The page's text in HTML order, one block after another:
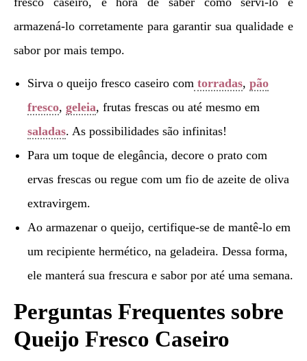
armazená-lo corretamente para garantir sua qualidade e
sabor por mais tempo.
Sirva o queijo fresco caseiro com torradas, pão
fresco, geleia, frutas frescas ou até mesmo em
saladas. As possibilidades são infinitas!
Para um toque de elegância, decore o prato com
ervas frescas ou regue com um fio de azeite de oliva
extravirgem.
Ao armazenar o queijo, certifique-se de mantê-lo em
um recipiente hermético, na geladeira. Dessa forma,
ele manterá sua frescura e sabor por até uma semana.
Perguntas Frequentes sobre
Queijo Fresco Caseiro